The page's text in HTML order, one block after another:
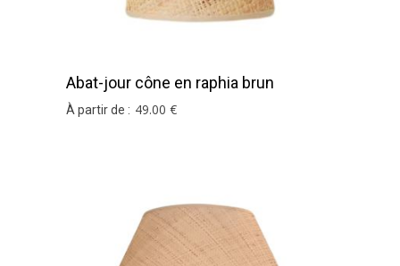
Abat-jour cône en raphia brun
À partir de : 49.00 €